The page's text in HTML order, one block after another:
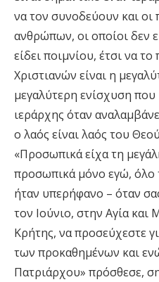
να τον συνοδεύουν και
ανθρώπων, οι οποίοι δεν
είδει ποιμνίου, έτσι να
Χριστιανών είναι η
μεγαλύτερη ενίσχυση που
ιεράρχης όταν
ο λαός είναι λαός του
«Προσωπικά είχα τη
προσωπικά μόνο εγώ, όλο
ήταν υπερήφανο – όταν
τον Ιούνιο, στην Αγία
Κρήτης, να προσεύχεστε
των προκαθημένων και
Πατριάρχου» πρόσθεσε,